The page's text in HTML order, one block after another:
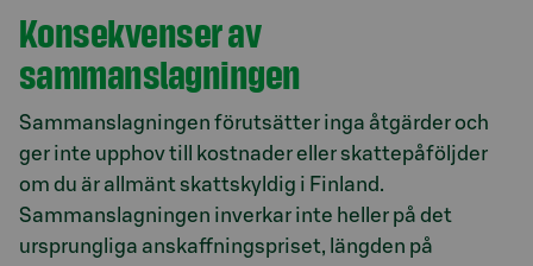
Konsekvenser av
sammanslagningen
Sammanslagningen förutsätter inga åtgärder och
ger inte upphov till kostnader eller skattepåföljder
om du är allmänt skattskyldig i Finland.
Sammanslagningen inverkar inte heller på det
ursprungliga anskaffningspriset, längden på